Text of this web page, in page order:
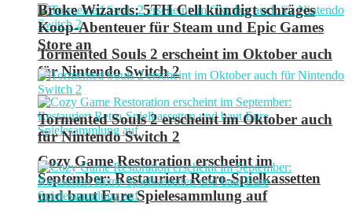
Tormented Souls 2 erscheint im Oktober auch
für Nintendo Switch 2
Cozy Game Restoration erscheint im
September: Restauriert Retro-Spielkassetten
und baut Eure Spielesammlung auf
Broke Wizards: 5TH Cell kündigt schräges
Koop-Abenteuer für Steam und Epic Games
Store an
Tormented Souls 2 erscheint im Oktober auch
für Nintendo Switch 2